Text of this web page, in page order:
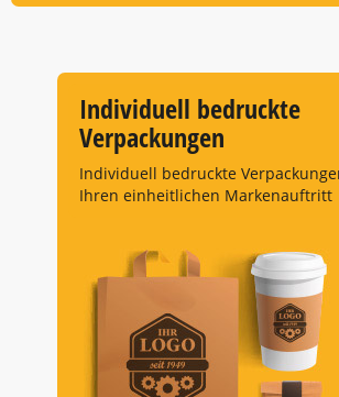
Individuell bedruckte
Verpackungen
Individuell bedruckte
Ihren einheitlichen Markenauftritt